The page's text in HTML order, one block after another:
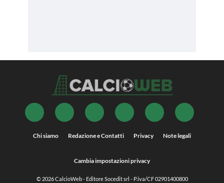
Chi siamo Redazione e Contatti Privacy Note legali
Cambia impostazioni privacy
© 2026CalcioWeb- Editore Socedit srl - P.iva/CF 02901400800